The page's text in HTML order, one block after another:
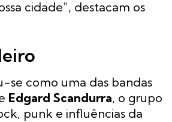
cidade”, destacam os
se como uma das bandas
Edgard Scandurra, o grupo
punk e influências da